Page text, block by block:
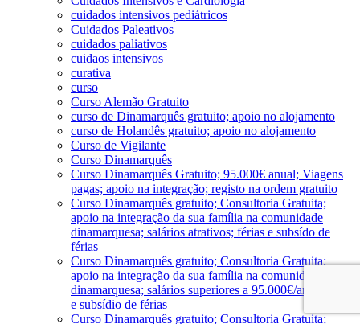
cuidados intensivos pediátricos
Cuidados Paleativos
cuidados paliativos
cuidaos intensivos
curativa
curso
Curso Alemão Gratuito
curso de Dinamarquês gratuito; apoio no alojamento
curso de Holandês gratuito; apoio no alojamento
Curso de Vigilante
Curso Dinamarquês
Curso Dinamarquês Gratuito; 95.000€ anual; Viagens
pagas; apoio na integração; registo na ordem gratuito
Curso Dinamarquês gratuito; Consultoria Gratuita;
apoio na integração da sua família na comunidade
dinamarquesa; salários atrativos; férias e subsído de
férias
Curso Dinamarquês gratuito; Consultoria Gratuita;
apoio na integração da sua família na comunidade
dinamarquesa; salários superiores a 95.000€/ano; férias
e subsídio de férias
Curso Dinamarquês gratuito; Consultoria Gratuita;